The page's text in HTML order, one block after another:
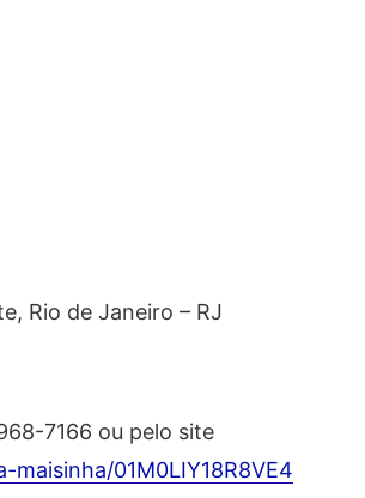
Rio de Janeiro – RJ
7166 ou pelo site
01M0LIY18R8VE4